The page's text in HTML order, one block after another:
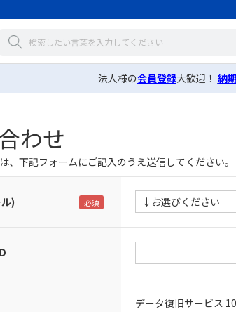
法人様の会員登録大歓迎！ 納
わせ
、下記フォームにご記入のうえ送信してください。
)
データ復旧サービス